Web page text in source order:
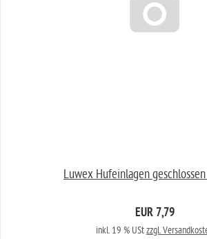
Luwex Hufeinlagen
EUR 7,79
inkl. 19 % UStzzgl.